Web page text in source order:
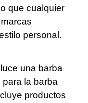
que cualquier
personal.
una barba
la barba
productos